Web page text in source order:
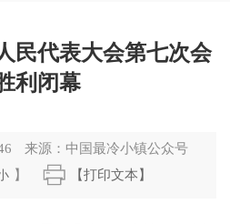
民代表大会第七次会
利闭幕
来源： 中国最冷小镇公众号
】 【打印文本】